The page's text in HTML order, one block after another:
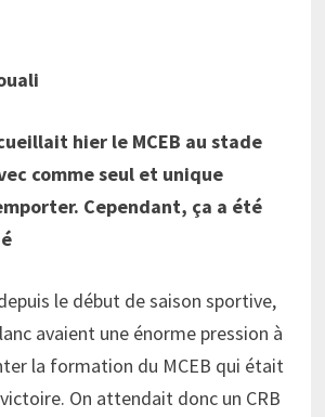
hier le MCEB au stade
comme seul et unique
Cependant, ça a été
le début de saison sportive,
avaient une énorme pression à
la formation du MCEB qui était
On attendait donc un CRB